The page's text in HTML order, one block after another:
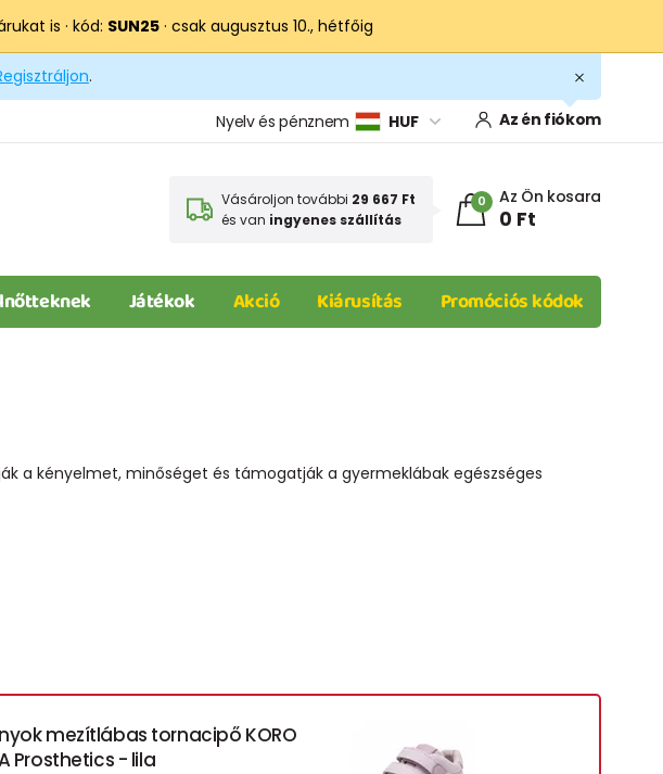
is · kód: SUN25· csak augusztus 10., hétfőig
.
Nyelv és pénznem HUF Az én fiókom
Vásároljon további 29 667 Ft
és van ingyenes szállítás
0 Az Ön kosara
0 Ft
Játékok Akció Kiárusítás Promóciós kódok
a kényelmet, minőséget és támogatják a gyermeklábak egészséges
mezítlábas tornacipő KORO
Prosthetics - lila